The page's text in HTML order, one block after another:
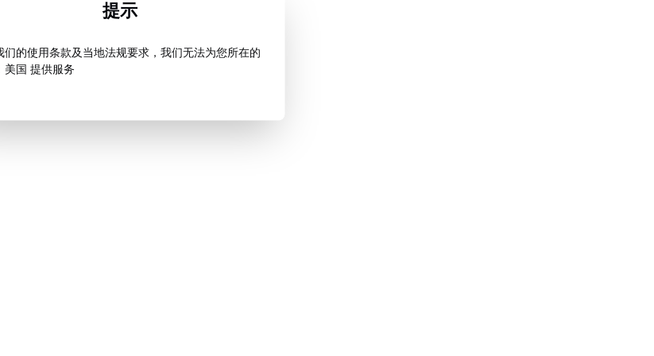
提示
们的使用条款及当地法规要求，我们无法为您所在的
美国 提供服务